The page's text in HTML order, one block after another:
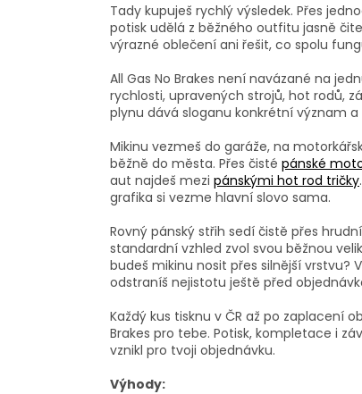
Tady kupuješ rychlý výsledek. Přes
potisk udělá z běžného outfitu jasně
výrazné oblečení ani řešit, co spolu
All Gas No Brakes není navázané na
rychlosti, upravených strojů, hot rodů,
plynu dává sloganu konkrétní význam
Mikinu vezmeš do garáže, na
běžně do města. Přes čisté pánské
aut najdeš mezi pánskými hot rod tričky
grafika si vezme hlavní slovo sama.
Rovný pánský střih sedí čistě přes
standardní vzhled zvol svou běžnou
budeš mikinu nosit přes silnější vrstvu?
odstraníš nejistotu ještě před
Každý kus tisknu v ČR až po zaplacení
Brakes pro tebe. Potisk, kompletace i
vznikl pro tvoji objednávku.
Výhody: